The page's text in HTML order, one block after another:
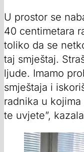
U prostor se
40 centimetara
toliko da se
taj smještaj.
ljude. Imamo
smještaja i
radnika u
te uvjete”,